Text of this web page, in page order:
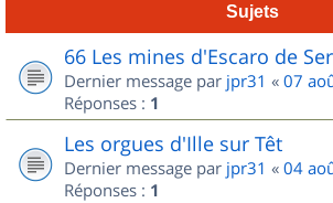
Sujets
66 Les mines d'Escaro de
Dernier message par jpr31 « 07
Réponses : 1
Les orgues d'Ille sur Têt
Dernier message par jpr31 « 04
Réponses : 1